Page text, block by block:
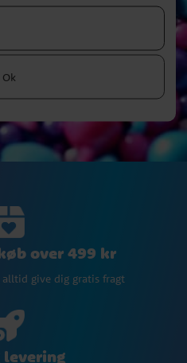
Ok
over 499 kr
give dig gratis fragt
levering